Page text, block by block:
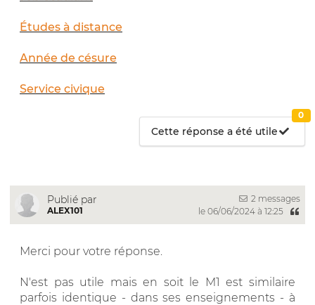
Études à distance
Année de césure
Service civique
Cette réponse a été utile
0
Publié par
ALEX101
2 messages
le 06/06/2024 à 12:25
Merci pour votre réponse.
N'est pas utile mais en soit le M1 est similaire
parfois identique - dans ses enseignements - à